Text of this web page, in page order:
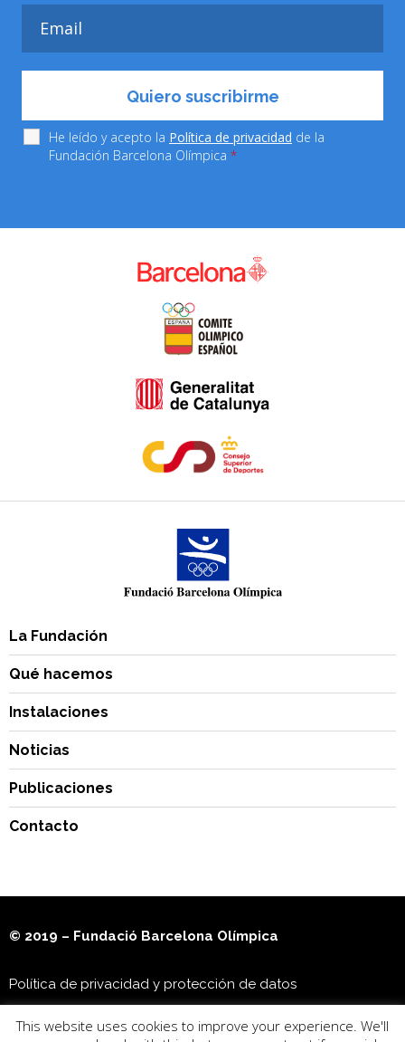
He leído y acepto la Política de privacidad de la
Fundación Barcelona Olímpica *
La Fundación
Qué hacemos
Instalaciones
Noticias
Publicaciones
Contacto
© 2019 – Fundació Barcelona Olímpica
Política de privacidad y protección de datos
This website uses cookies to improve your experience. We'll